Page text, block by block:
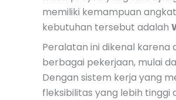
memiliki kemampuan
kebutuhan tersebut adalah
Peralatan ini dikenal karena
berbagai pekerjaan, mulai
Dengan sistem kerja yang
fleksibilitas yang lebih tinggi